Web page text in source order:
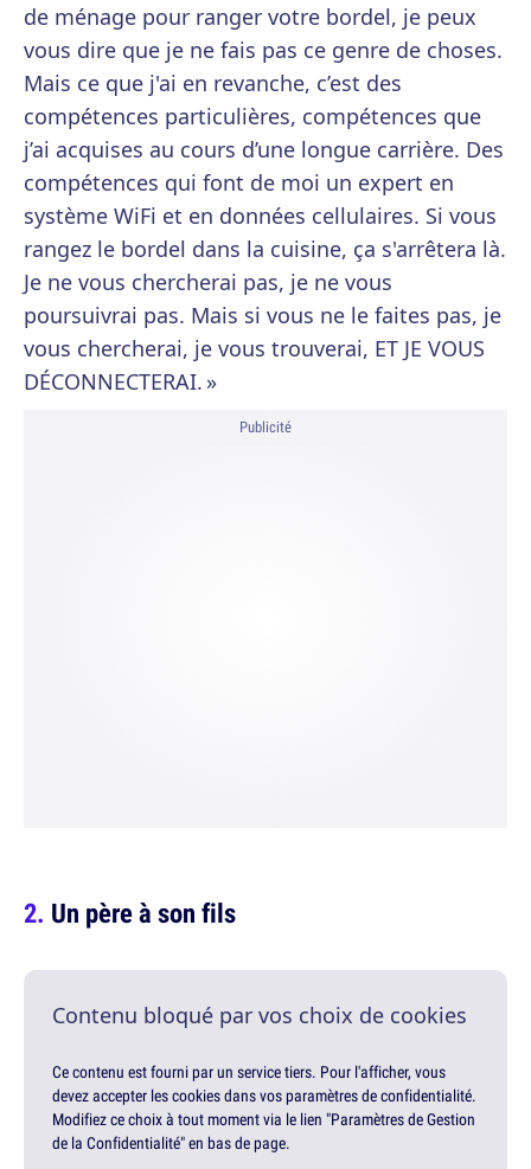
de ménage pour ranger votre bordel, je peux
vous dire que je ne fais pas ce genre de choses.
Mais ce que j'ai en revanche, c’est des
compétences particulières, compétences que
j’ai acquises au cours d’une longue carrière. Des
compétences qui font de moi un expert en
système WiFi et en données cellulaires. Si vous
rangez le bordel dans la cuisine, ça s'arrêtera là.
Je ne vous chercherai pas, je ne vous
poursuivrai pas. Mais si vous ne le faites pas, je
vous chercherai, je vous trouverai, ET JE VOUS
DÉCONNECTERAI. »
Publicité
Un père à son fils
Contenu bloqué par vos choix de cookies
Ce contenu est fourni par un service tiers. Pour l'afficher, vous
devez accepter les cookies dans vos paramètres de confidentialité.
Modifiez ce choix à tout moment via le lien "Paramètres de Gestion
de la Confidentialité" en bas de page.